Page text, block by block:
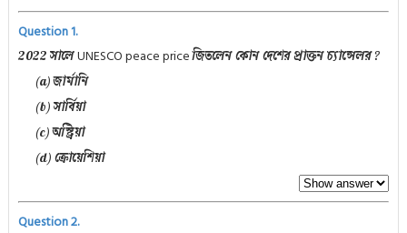
Question 1.
2022 সালেUNESCO peace priceজিতলেন কোন দেশের প্রাক্তন চ্যান্সেলর ?
(a) জার্মানি
(b) সার্বিয়া
(c) অস্ট্রিয়া
(d) ক্রোয়েশিয়া
Question 2.